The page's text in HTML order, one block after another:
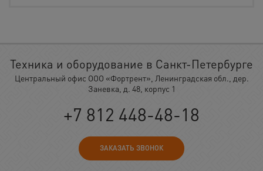
Техника и оборудование в Санкт-Петербурге
Центральный офис ООО «Фортрент», Ленинградская обл., дер.
Заневка, д. 48, корпус 1
+7 812 448-48-18
ЗАКАЗАТЬ ЗВОНОК